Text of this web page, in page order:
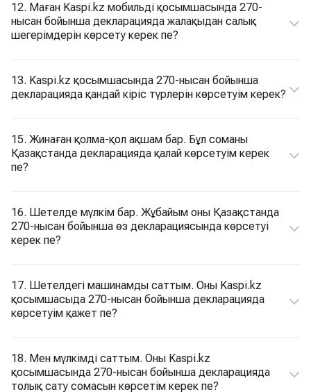
12. Маған Kaspi.kz мобильді қосымшасында 270-
нысан бойынша декларацияда жалақыдан салық
шегерімдерін көрсету керек пе?
13. Kaspi.kz қосымшасында 270-нысан бойынша
декларацияда қандай кіріс түрлерін көрсетуім керек?
15. Жинаған қолма-қол ақшам бар. Бұл соманы
Қазақстанда декларацияда қалай көрсетуім керек
пе?
16. Шетелде мүлкім бар. Жұбайым оны Қазақстанда
270-нысан бойынша өз декларациясында көрсетуі
керек пе?
17. Шетелдегі машинамды саттым. Оны Kaspi.kz
қосымшасыда 270-нысан бойынша декларацияда
көрсетуім қажет пе?
18. Мен мүлкімді саттым. Оны Kaspi.kz
қосымшасында 270-нысан бойынша декларацияда
толық сату сомасын көрсетім керек пе?